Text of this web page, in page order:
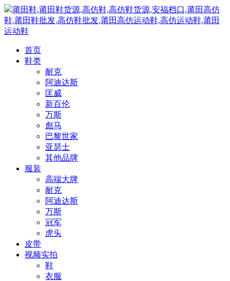
莆田鞋,莆田鞋货源,高仿鞋,高仿鞋货源,安福档口,莆田高仿
鞋,莆田鞋批发,高仿鞋批发,莆田高仿运动鞋,高仿运动鞋,莆田
运动鞋
首页
鞋类
耐克
阿迪达斯
匡威
新百伦
万斯
彪马
巴黎世家
亚瑟士
其他品牌
服装
高端大牌
耐克
阿迪达斯
万斯
冠军
虎头
皮带
视频实拍
鞋
衣服